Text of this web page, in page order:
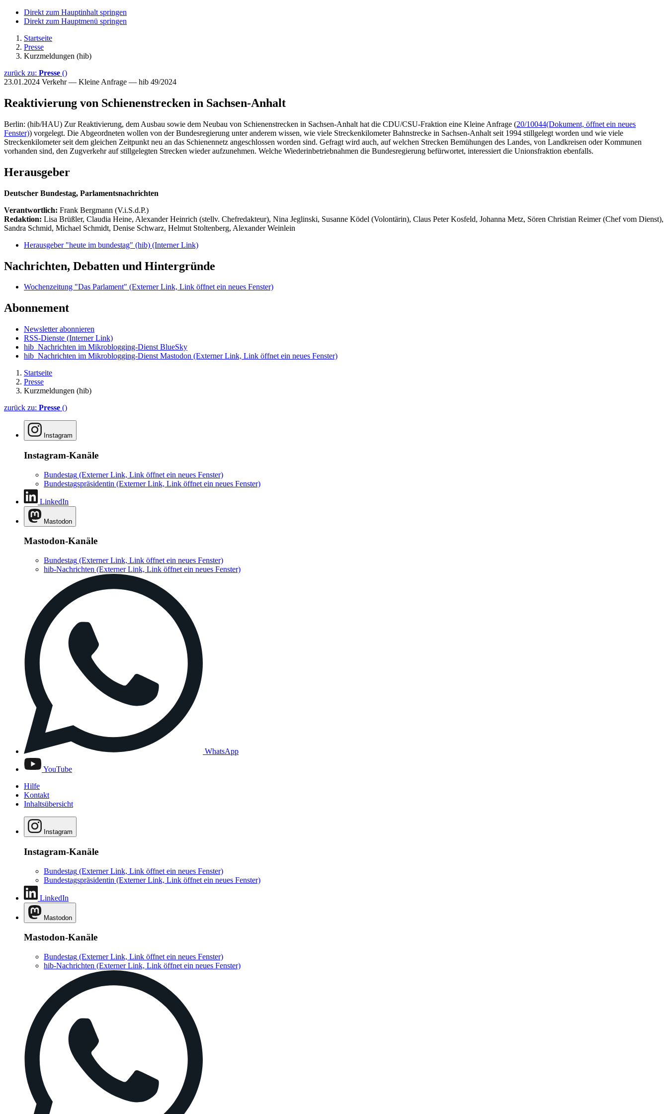
Direkt zum Hauptinhalt springen
Direkt zum Hauptmenü springen
Startseite
Presse
Kurzmeldungen (hib)
zurück zu: Presse ()
23.01.2024 Verkehr — Kleine Anfrage — hib 49/2024
Reaktivierung von Schienenstrecken in Sachsen-Anhalt
Berlin: (hib/HAU) Zur Reaktivierung, dem Ausbau sowie dem Neubau von Schienenstrecken in Sachsen-Anhalt hat die CDU/CSU-Fraktion eine Kleine Anfrage (20/10044(Dokument, öffnet ein neues
Fenster)) vorgelegt. Die Abgeordneten wollen von der Bundesregierung unter anderem wissen, wie viele Streckenkilometer Bahnstrecke in Sachsen-Anhalt seit 1994 stillgelegt worden und wie viele
Streckenkilometer seit dem gleichen Zeitpunkt neu an das Schienennetz angeschlossen worden sind. Gefragt wird auch, auf welchen Strecken Bemühungen des Landes, von Landkreisen oder Kommunen
vorhanden sind, den Zugverkehr auf stillgelegten Strecken wieder aufzunehmen. Welche Wiederinbetriebnahmen die Bundesregierung befürwortet, interessiert die Unionsfraktion ebenfalls.
Herausgeber
Deutscher Bundestag, Parlamentsnachrichten
Verantwortlich: Frank Bergmann (V.i.S.d.P.)
Redaktion: Lisa Brüßler, Claudia Heine, Alexander Heinrich (stellv. Chefredakteur), Nina Jeglinski, Susanne Ködel (Volontärin), Claus Peter Kosfeld, Johanna Metz, Sören Christian Reimer (Chef vom Dienst),
Sandra Schmid, Michael Schmidt, Denise Schwarz, Helmut Stoltenberg, Alexander Weinlein
Herausgeber "heute im bundestag" (hib) (Interner Link)
Nachrichten, Debatten und Hintergründe
Wochenzeitung "Das Parlament" (Externer Link, Link öffnet ein neues Fenster)
Abonnement
Newsletter abonnieren
RSS-Dienste (Interner Link)
hib_Nachrichten im Mikroblogging-Dienst BlueSky
hib_Nachrichten im Mikroblogging-Dienst Mastodon (Externer Link, Link öffnet ein neues Fenster)
Startseite
Presse
Kurzmeldungen (hib)
zurück zu: Presse ()
Instagram
Instagram-Kanäle
Bundestag (Externer Link, Link öffnet ein neues Fenster)
Bundestagspräsidentin (Externer Link, Link öffnet ein neues Fenster)
LinkedIn
Mastodon
Mastodon-Kanäle
Bundestag (Externer Link, Link öffnet ein neues Fenster)
hib-Nachrichten (Externer Link, Link öffnet ein neues Fenster)
WhatsApp
YouTube
Hilfe
Kontakt
Inhaltsübersicht
Instagram
Instagram-Kanäle
Bundestag (Externer Link, Link öffnet ein neues Fenster)
Bundestagspräsidentin (Externer Link, Link öffnet ein neues Fenster)
LinkedIn
Mastodon
Mastodon-Kanäle
Bundestag (Externer Link, Link öffnet ein neues Fenster)
hib-Nachrichten (Externer Link, Link öffnet ein neues Fenster)